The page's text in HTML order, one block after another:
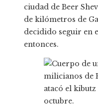
ciudad de Beer
de kilómetros de
decidido seguir en
entonces.